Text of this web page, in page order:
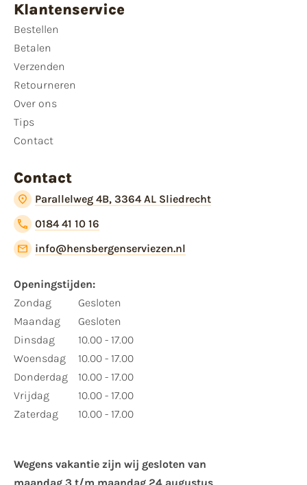
Klantenservice
Bestellen
Betalen
Verzenden
Retourneren
Over ons
Tips
Contact
Contact
Parallelweg 4B, 3364 AL Sliedrecht
0184 41 10 16
info@hensbergenserviezen.nl
Openingstijden:
Zondag
Maandag
Dinsdag
Woensdag
Donderdag
Vrijdag
Zaterdag
Gesloten
Gesloten
10.00 - 17.00
10.00 - 17.00
10.00 - 17.00
10.00 - 17.00
10.00 - 17.00
Wegens vakantie zijn wij gesloten van ​